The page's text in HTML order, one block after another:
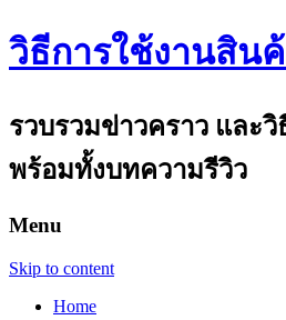
วิธีการใช้งานสิน
รวบรวมข่าวคราว และ
พร้อมทั้งบทความรีวิว
Menu
Skip to content
Home